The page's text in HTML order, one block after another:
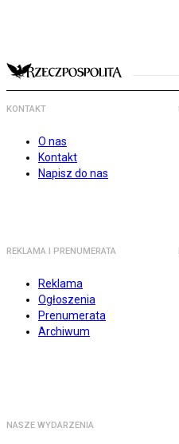
KONTAKT
O nas
Kontakt
Napisz do nas
REKLAMA I PRENUMERATA
Reklama
Ogłoszenia
Prenumerata
Archiwum
NASZE WYDARZENIA